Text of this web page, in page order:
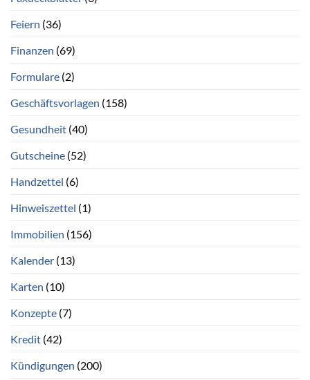
Feiern (36)
Finanzen (69)
Formulare (2)
Geschäftsvorlagen (158)
Gesundheit (40)
Gutscheine (52)
Handzettel (6)
Hinweiszettel (1)
Immobilien (156)
Kalender (13)
Karten (10)
Konzepte (7)
Kredit (42)
Kündigungen (200)